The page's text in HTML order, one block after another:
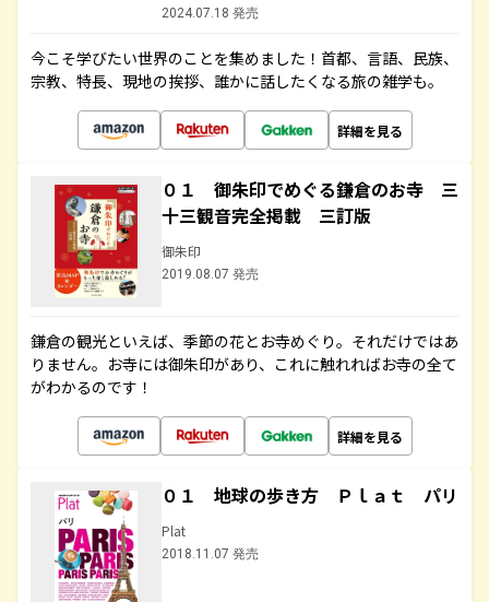
2024.07.18 発売
今こそ学びたい世界のことを集めました！首都、言語、民族、
宗教、特長、現地の挨拶、誰かに話したくなる旅の雑学も。
詳細を見る
０１ 御朱印でめぐる鎌倉のお寺 三
十三観音完全掲載 三訂版
御朱印
2019.08.07 発売
鎌倉の観光といえば、季節の花とお寺めぐり。それだけではあ
りません。お寺には御朱印があり、これに触れればお寺の全て
がわかるのです！
詳細を見る
０１ 地球の歩き方 Ｐｌａｔ パリ
Plat
2018.11.07 発売